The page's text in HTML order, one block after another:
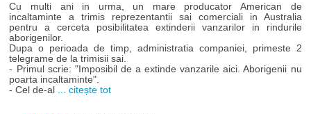
Cu multi ani in urma, un mare producator American de
incaltaminte a trimis reprezentantii sai comerciali in Australia
pentru a cerceta posibilitatea extinderii vanzarilor in rindurile
aborigenilor.
Dupa o perioada de timp, administratia companiei, primeste 2
telegrame de la trimisii sai.
- Primul scrie: "Imposibil de a extinde vanzarile aici. Aborigenii nu
poarta incaltaminte".
- Cel de-al
... citește tot